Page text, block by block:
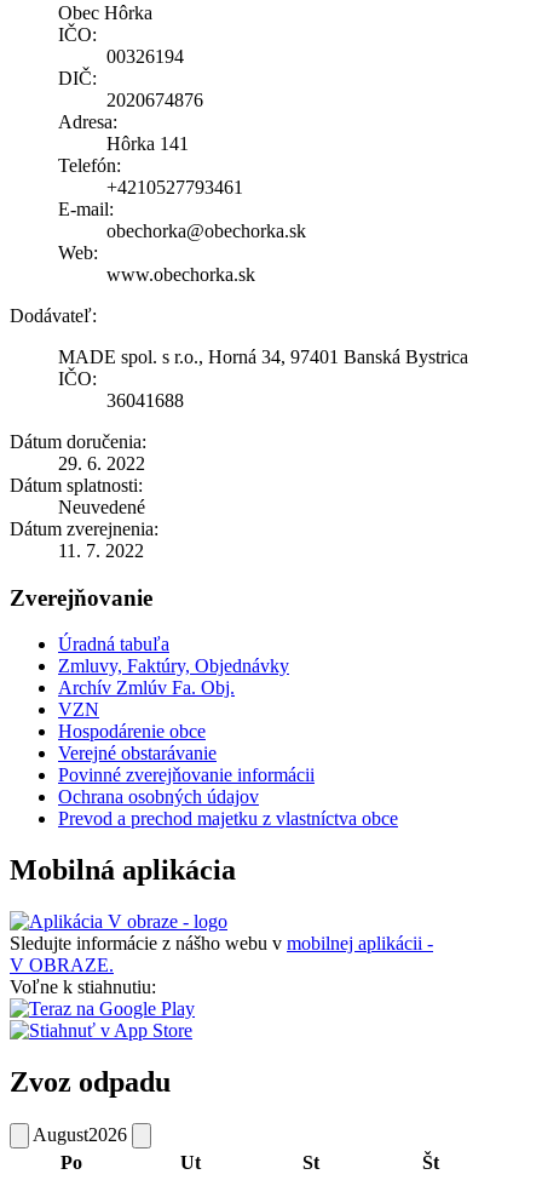
Obec Hôrka
IČO:
00326194
DIČ:
2020674876
Adresa:
Hôrka 141
Telefón:
+4210527793461
E-mail:
obechorka@obechorka.sk
Web:
www.obechorka.sk
Dodávateľ:
MADE spol. s r.o., Horná 34, 97401 Banská Bystrica
IČO:
36041688
Dátum doručenia:
29. 6. 2022
Dátum splatnosti:
Neuvedené
Dátum zverejnenia:
11. 7. 2022
Zverejňovanie
Úradná tabuľa
Zmluvy, Faktúry, Objednávky
Archív Zmlúv Fa. Obj.
VZN
Hospodárenie obce
Verejné obstarávanie
Povinné zverejňovanie informácii
Ochrana osobných údajov
Prevod a prechod majetku z vlastníctva obce
Mobilná aplikácia
Sledujte informácie z nášho webu v mobilnej aplikácii -
V OBRAZE.
Voľne k stiahnutiu:
Zvoz odpadu
August2026
Po
Ut St Št